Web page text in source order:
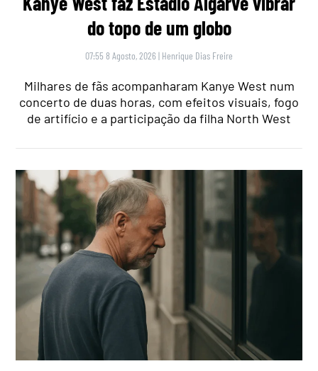
do topo de um globo
07:55 8 Agosto, 2026 | Henrique Dias Freire
Milhares de fãs acompanharam Kanye West num
concerto de duas horas, com efeitos visuais, fogo
de artifício e a participação da filha North West